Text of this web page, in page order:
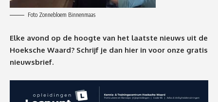
Foto Zonnebloem Binnenmaas
Elke avond op de hoogte van het laatste nieuws uit de
Hoeksche Waard? Schrijf je dan hier in voor onze gratis
nieuwsbrief.